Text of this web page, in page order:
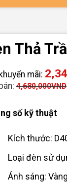
Thả
mãi:
4,680,000VND
số kỹ thuật
Kích thước:
Loại đèn sử
Ánh sáng: Vàng